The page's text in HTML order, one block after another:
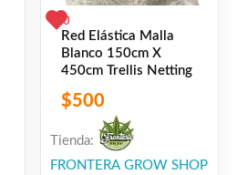
0
Red Elástica Malla
Blanco 150cm X
450cm Trellis Netting
$500
Tienda:
FRONTERA GROW SHOP